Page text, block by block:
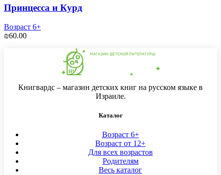
Принцесса и Курд
Возраст 6+
₪60.00
Книгвардс – магазин детских книг на русском языке в
Израиле.
Каталог
Возраст 6+
Возраст от 12+
Для всех возрастов
Родителям
Весь каталог